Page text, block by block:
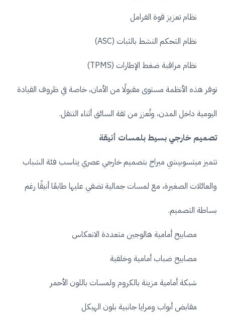
نظام تعزيز قوة الفرامل
نظام التحكم النشط بالثبات (ASC)
نظام مراقبة ضغط الإطارات (TPMS)
توفر هذه الأنظمة مستوى مقبولًا من الأمان، خاصة في ظروف القيادة
اليومية داخل المدن، وتُعزز من ثقة السائق أثناء التنقل.
تصميم خارجي بسيط بلمسات أنيقة
تتميز ميتسوبيشي ميراج بتصميم خارجي عصري يناسب فئة الشباب
والعائلات الصغيرة، مع لمسات جمالية تضفي عليها طابعًا أنيقًا رغم
بساطة التصميم.
مصابيح أمامية هالوجين متعددة الانعكاس
مصابيح ضباب أمامية وخلفية
شبكة أمامية مزينة بالكروم ولمسات باللون الأحمر
مقابض أبواب ومرايا جانبية بلون الهيكل